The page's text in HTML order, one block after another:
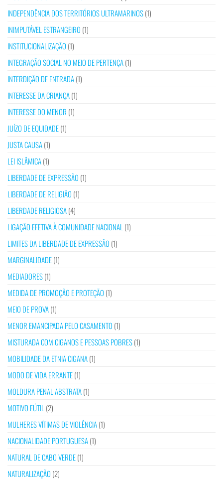
INDEPENDÊNCIA DOS TERRITÓRIOS ULTRAMARINOS(1)
INIMPUTÁVEL ESTRANGEIRO (1)
INSTITUCIONALIZAÇÃO (1)
INTEGRAÇÃO SOCIAL NO MEIO DE PERTENÇA(1)
INTERDIÇÃO DE ENTRADA(1)
INTERESSE DA CRIANÇA(1)
INTERESSE DO MENOR (1)
JUÍZO DE EQUIDADE(1)
JUSTA CAUSA(1)
LEI ISLÂMICA(1)
LIBERDADE DE EXPRESSÃO (1)
LIBERDADE DE RELIGIÃO (1)
LIBERDADE RELIGIOSA(4)
LIGAÇÃO EFETIVA À COMUNIDADE NACIONAL (1)
LIMITES DA LIBERDADE DE EXPRESSÃO (1)
MARGINALIDADE(1)
MEDIADORES(1)
MEDIDA DE PROMOÇÃO E PROTEÇÃO (1)
MEIO DE PROVA(1)
MENOR EMANCIPADA PELO CASAMENTO (1)
MISTURADA COM CIGANOS E PESSOAS POBRES(1)
MOBILIDADE DA ETNIA CIGANA(1)
MODO DE VIDA ERRANTE(1)
MOLDURA PENAL ABSTRATA(1)
MOTIVO FÚTIL (2)
MULHERES VÍTIMAS DE VIOLÊNCIA(1)
NACIONALIDADE PORTUGUESA(1)
NATURAL DE CABO VERDE(1)
NATURALIZAÇÃO (2)